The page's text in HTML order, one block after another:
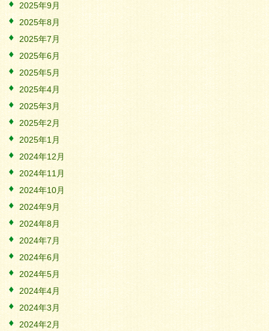
2025年9月
2025年8月
2025年7月
2025年6月
2025年5月
2025年4月
2025年3月
2025年2月
2025年1月
2024年12月
2024年11月
2024年10月
2024年9月
2024年8月
2024年7月
2024年6月
2024年5月
2024年4月
2024年3月
2024年2月